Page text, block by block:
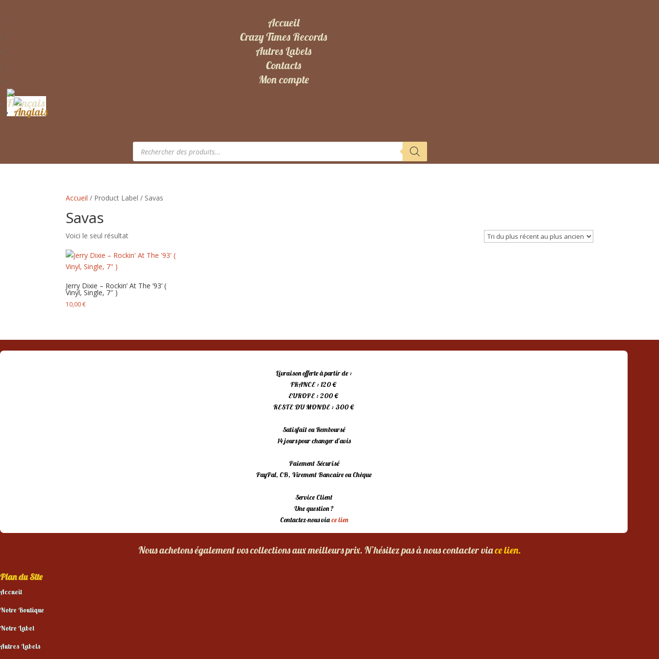
Accueil
Crazy Times Records
Autres Labels
Contacts
Mon compte
Recherche
produits
Accueil / Product Label / Savas
Savas
Voici le seul résultat
Jerry Dixie – Rockin’ At The ’93’ (
Vinyl, Single, 7″ )
10,00€
Livraison offerte à partir de :
FRANCE : 120 €
EUROPE : 200 €
RESTE DU MONDE : 300 €
Satisfait ou Remboursé
14 jours pour changer d’avis
Paiement Sécurisé
PayPal, CB, Virement Bancaire ou Chèque
Service Client
Une question ?
Contactez-nous viace lien
Nous achetons également vos collections aux meilleurs prix. N’hésitez pas à nous contacter viace lien.
Plan du Site
Accueil
Notre Boutique
Notre Label
Autres Labels